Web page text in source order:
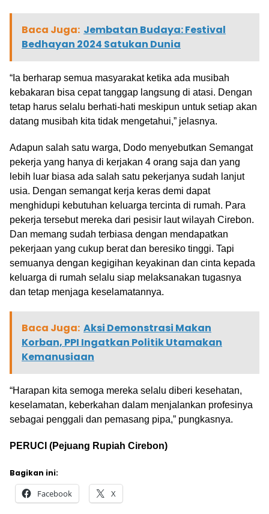
Baca Juga: Jembatan Budaya: Festival
Bedhayan 2024 Satukan Dunia
“Ia berharap semua masyarakat ketika ada musibah
kebakaran bisa cepat tanggap langsung di atasi. Dengan
tetap harus selalu berhati-hati meskipun untuk setiap akan
datang musibah kita tidak mengetahui,” jelasnya.
Adapun salah satu warga, Dodo menyebutkan Semangat
pekerja yang hanya di kerjakan 4 orang saja dan yang
lebih luar biasa ada salah satu pekerjanya sudah lanjut
usia. Dengan semangat kerja keras demi dapat
menghidupi kebutuhan keluarga tercinta di rumah. Para
pekerja tersebut mereka dari pesisir laut wilayah Cirebon.
Dan memang sudah terbiasa dengan mendapatkan
pekerjaan yang cukup berat dan beresiko tinggi. Tapi
semuanya dengan kegigihan keyakinan dan cinta kepada
keluarga di rumah selalu siap melaksanakan tugasnya
dan tetap menjaga keselamatannya.
Baca Juga: Aksi Demonstrasi Makan
Korban, PPI Ingatkan Politik Utamakan
Kemanusiaan
“Harapan kita semoga mereka selalu diberi kesehatan,
keselamatan, keberkahan dalam menjalankan profesinya
sebagai penggali dan pemasang pipa,” pungkasnya.
PERUCI (Pejuang Rupiah Cirebon)
Bagikan ini:
Facebook X